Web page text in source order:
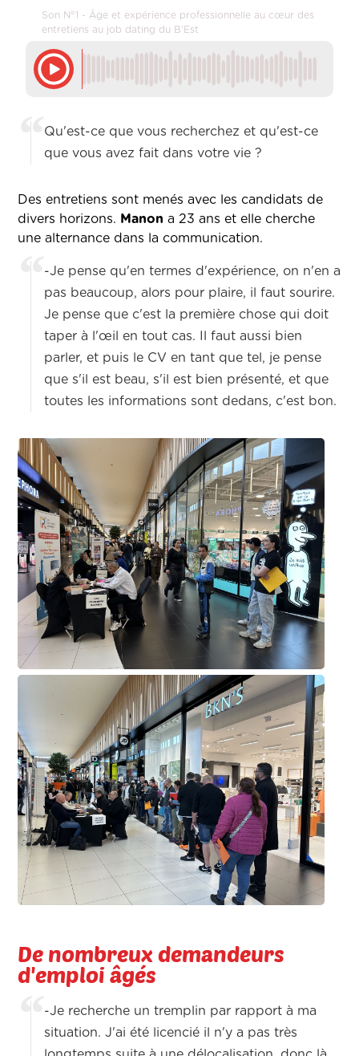
Son N°1 - Âge et expérience professionnelle au cœur des
entretiens au job dating du B’Est
Qu'est-ce que vous recherchez et qu'est-ce
que vous avez fait dans votre vie ?
Des entretiens sont menés avec les candidats de
divers horizons. Manona 23 ans et elle cherche
une alternance dans la communication.
-Je pense qu'en termes d'expérience, on n'en a
pas beaucoup, alors pour plaire, il faut sourire.
Je pense que c'est la première chose qui doit
taper à l'œil en tout cas. Il faut aussi bien
parler, et puis le CV en tant que tel, je pense
que s'il est beau, s'il est bien présenté, et que
toutes les informations sont dedans, c'est bon.
De nombreux demandeurs
d'emploi âgés
-Je recherche un tremplin par rapport à ma
situation. J'ai été licencié il n'y a pas très